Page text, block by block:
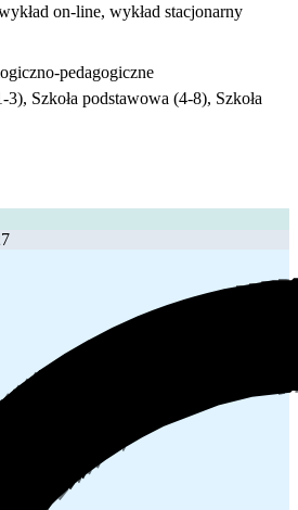
on-line, wykład stacjonarny
pedagogiczne
3), Szkoła podstawowa (4-8), Szkoła